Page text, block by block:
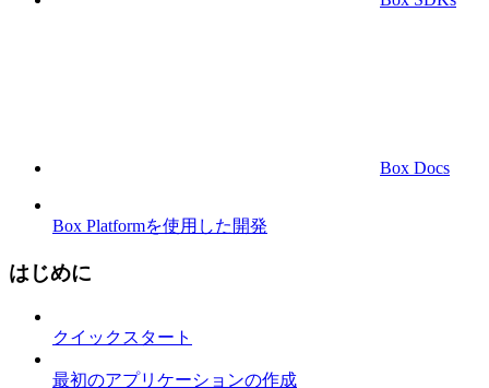
Box Docs
Box Platformを使用した開発
はじめに
クイックスタート
最初のアプリケーションの作成